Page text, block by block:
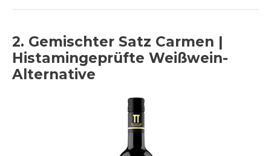
2. Gemischter Satz Carmen |
Histamingeprüfte Weißwein-
Alternative